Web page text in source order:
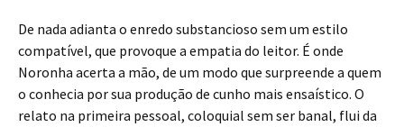
De nada adianta o enredo substancioso sem um estilo
compatível, que provoque a empatia do leitor. É onde
Noronha acerta a mão, de um modo que surpreende a quem
o conhecia por sua produção de cunho mais ensaístico. O
relato na primeira pessoal, coloquial sem ser banal, flui da